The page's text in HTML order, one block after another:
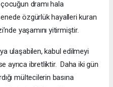
dramı hala
özgürlük hayalleri kuran
yaşamını yitirmiştir.
ulaşabilen, kabul edilmeyi
ayrıca ibretliktir. Daha iki gün
mültecilerin basına